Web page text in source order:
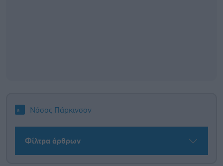
Νόσος Πάρκινσον
Φίλτρα άρθρων